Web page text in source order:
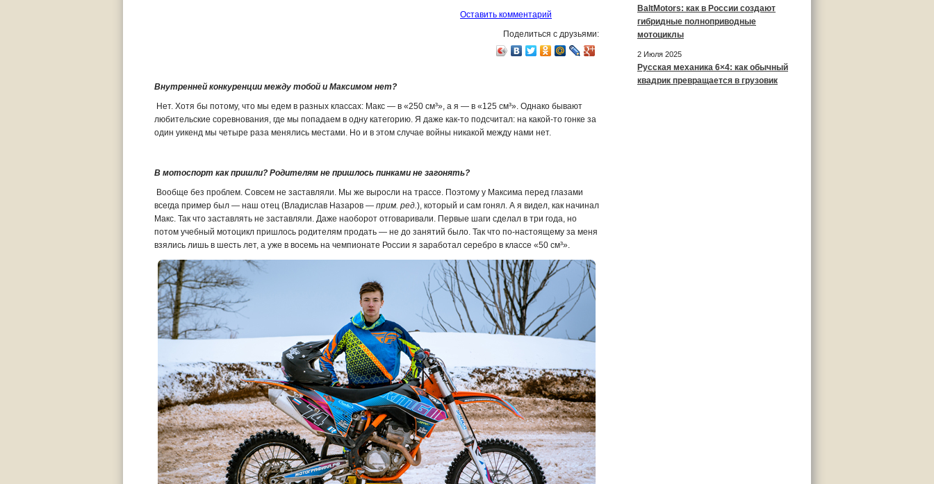
Оставить комментарий
Поделиться с друзьями:
Внутренней конкуренции между тобой и Максимом нет?
Нет. Хотя бы потому, что мы едем в разных классах: Макс — в «250 см³», а я — в «125 см³». Однако бывают
любительские соревнования, где мы попадаем в одну категорию. Я даже как-то подсчитал: на какой-то гонке за
один уикенд мы четыре раза менялись местами. Но и в этом случае войны никакой между нами нет.
В мотоспорт как пришли? Родителям не пришлось пинками не загонять?
Вообще без проблем. Совсем не заставляли. Мы же выросли на трассе. Поэтому у Максима перед глазами
всегда пример был — наш отец (Владислав Назаров — прим. ред.), который и сам гонял. А я видел, как начинал
Макс. Так что заставлять не заставляли. Даже наоборот отговаривали. Первые шаги сделал в три года, но
потом учебный мотоцикл пришлось родителям продать — не до занятий было. Так что по-настоящему за меня
взялись лишь в шесть лет, а уже в восемь на чемпионате России я заработал серебро в классе «50 см³».
BaltMotors: как в России создают
гибридные полноприводные
мотоциклы
2 Июля 2025
Русская механика 6×4: как обычный
квадрик превращается в грузовик